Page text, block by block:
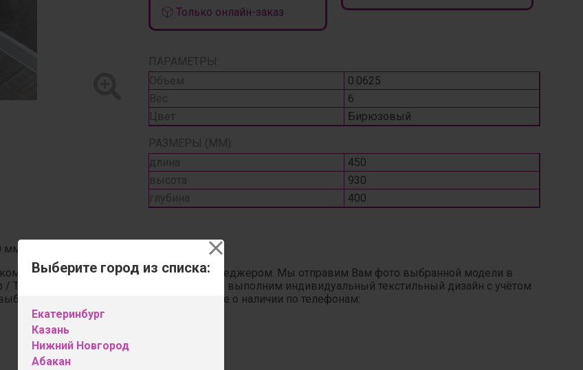
Выберите город из списка:
Екатеринбург
Казань
Нижний Новгород
Абакан
Только онлайн-заказ
ПАРАМЕТРЫ:
Объем
0.0625
Вес
6
Цвет
Бирюзовый
РАЗМЕРЫ (ММ):
длина
450
высота
930
глубина
400
мм.
Перед заказом свяжитесь с менеджером. Мы отправим Вам фото выбранной модели в
/ Telegram. Если модели нет в наличии, мы выполним индивидуальный текстильный дизайн с учётом
ткани. Обсудите детали и узнайте о наличии по телефонам: